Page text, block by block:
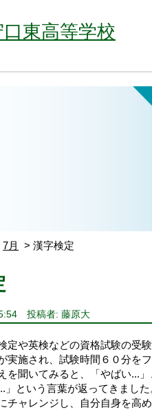
東高等学校
7月 漢字検定
投稿者: 藤原大
定や英検などの資格試験の受
実施され、 試験時間 ６０分を
を聞いてみると、「やばい...
」という言葉が返ってきまし
チャレンジし、自分自身を高